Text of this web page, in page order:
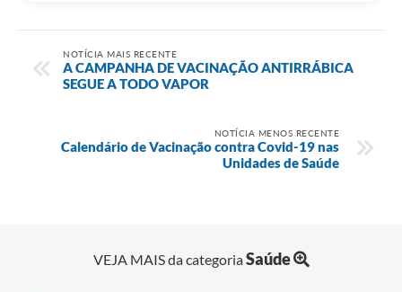
NOTÍCIA MAIS RECENTE
A CAMPANHA DE VACINAÇÃO ANTIRRÁBICA
SEGUE A TODO VAPOR
NOTÍCIA MENOS RECENTE
Calendário de Vacinação contra Covid-19 nas
Unidades de Saúde
VEJA MAIS da categoriaSaúde